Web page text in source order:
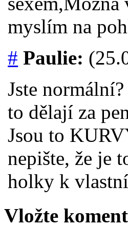
myslím na
# Paulie:
Jste
to dělají za
Jsou to
nepište, že je
holky k
Vložte